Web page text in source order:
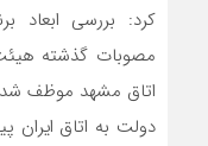
کرد: بررسی ابعاد
مصوبات گذشته هیئت
اتاق مشهد موظف
دولت به اتاق ایران